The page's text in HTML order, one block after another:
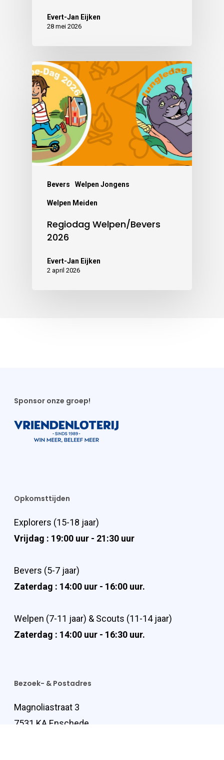
Evert-Jan Eijken
28 mei 2026
Bevers Welpen Jongens
Welpen Meiden
Regiodag Welpen/Bevers
2026
Evert-Jan Eijken
2 april 2026
Sponsor onze groep!
Opkomsttijden
Explorers (15-18 jaar)
Vrijdag : 19:00 uur - 21:30 uur
Bevers (5-7 jaar)
Zaterdag : 14:00 uur - 16:00 uur.
Welpen (7-11 jaar) & Scouts (11-14 jaar)
Zaterdag : 14:00 uur - 16:30 uur.
Bezoek- & Postadres
Magnoliastraat 3
7531 KA Enschede